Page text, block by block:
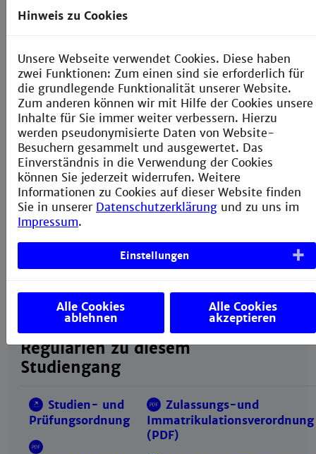
Masterarbeit 30 CR
Summe 90 CR
Regularien zu diesem
Studiengang
Studien- und
Prüfungsordnung
Zulassungs-und
Immatrikulationsverordnung
(PDF)
Hinweis zu Cookies
Unsere Webseite verwendet Cookies. Diese haben
zwei Funktionen: Zum einen sind sie erforderlich für
die grundlegende Funktionalität unserer Website.
Zum anderen können wir mit Hilfe der Cookies unsere
Inhalte für Sie immer weiter verbessern. Hierzu
werden pseudonymisierte Daten von Website-
Besuchern gesammelt und ausgewertet. Das
Einverständnis in die Verwendung der Cookies
können Sie jederzeit widerrufen. Weitere
Informationen zu Cookies auf dieser Website finden
Sie in unserer Datenschutzerklärung und zu uns im
Impressum.
Einstellungen
Alle Cookies
ablehnen
Alle Cookies
akzeptieren